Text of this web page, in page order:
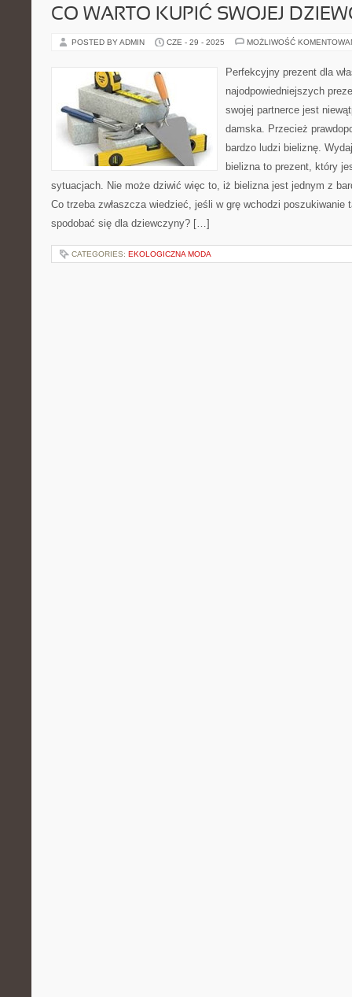
CO WARTO KUPIĆ SWOJEJ
POSTED BY ADMIN CZE - 29 - 2025 MOŻLIWOŚĆ
Perfekcyjny prezent dla
najodpowiedniejszych
swojej partnerce jest
damska. Przecież
bardzo ludzi bieliznę.
bielizna to prezent, który
sytuacjach. Nie może dziwić więc to, iż bielizna jest jednym z
Co trzeba zwłaszcza wiedzieć, jeśli w grę wchodzi poszukiwanie
spodobać się dla dziewczyny? […]
CATEGORIES: EKOLOGICZNA MODA